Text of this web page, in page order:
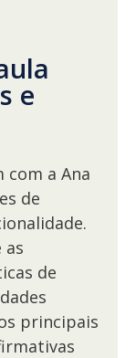
e
com a Ana
de
as
de
principais